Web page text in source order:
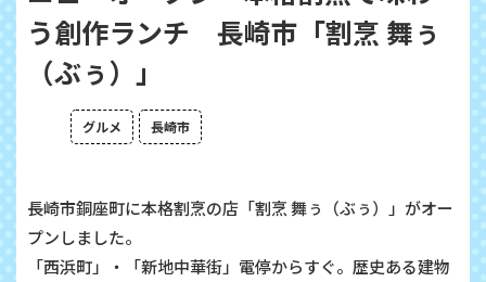
う創作ランチ 長崎市「割烹 舞ぅ
（ぶぅ）」
グルメ 長崎市
長崎市銅座町に本格割烹の店「割烹 舞ぅ（ぶぅ）」がオー
プンしました。
「西浜町」・「新地中華街」電停からすぐ。歴史ある建物